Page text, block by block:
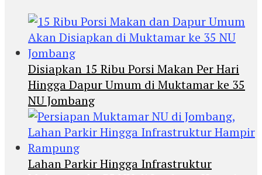
Disiapkan 15 Ribu Porsi Makan Per Hari
Hingga Dapur Umum di Muktamar ke 35
NU Jombang
Lahan Parkir Hingga Infrastruktur